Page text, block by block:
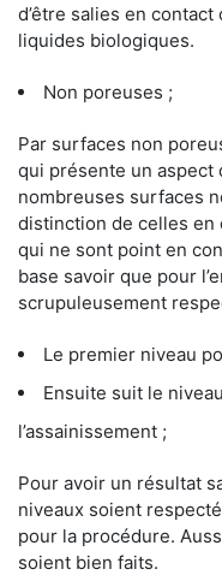
d’être salies en contact
liquides biologiques.
Non poreuses ;
Par surfaces non
qui présente un aspect
nombreuses surfaces
distinction de celles en
qui ne sont point en
base savoir que pour
scrupuleusement
Le premier niveau
Ensuite suit le
l’assainissement ;
Pour avoir un résultat
niveaux soient
pour la procédure.
soient bien faits.